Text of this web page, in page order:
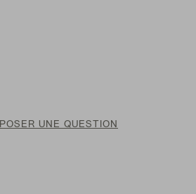
POSER UNE QUESTION